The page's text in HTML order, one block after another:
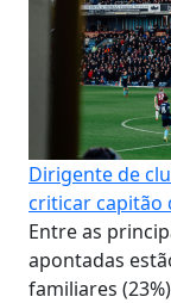
Dirigente de
criticar capitão
Entre as
apontadas
familiares